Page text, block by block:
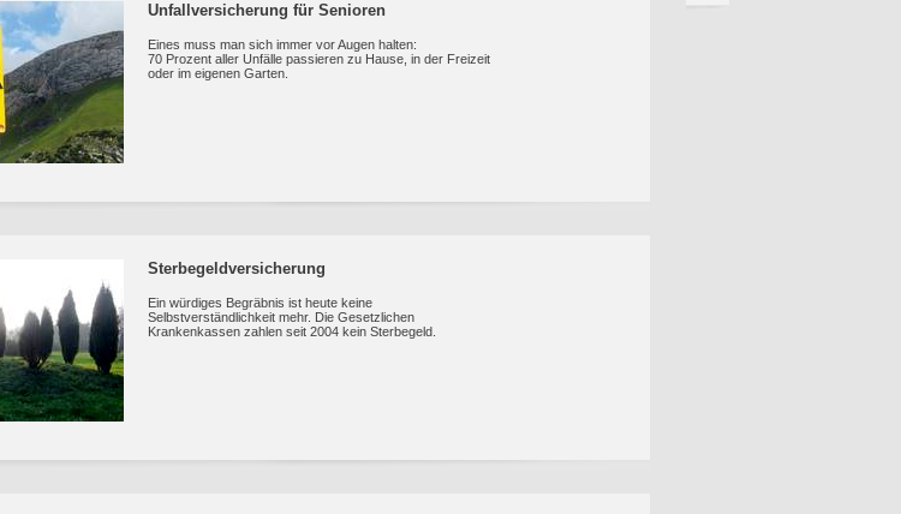
Unfallversicherung für Senioren
Eines muss man sich immer vor Augen halten:
70 Prozent aller Unfälle passieren zu Hause, in der Freizeit
oder im eigenen Garten.
Sterbegeldversicherung
Ein würdiges Begräbnis ist heute keine
Selbstverständlichkeit mehr. Die Gesetzlichen
Krankenkassen zahlen seit 2004 kein Sterbegeld.